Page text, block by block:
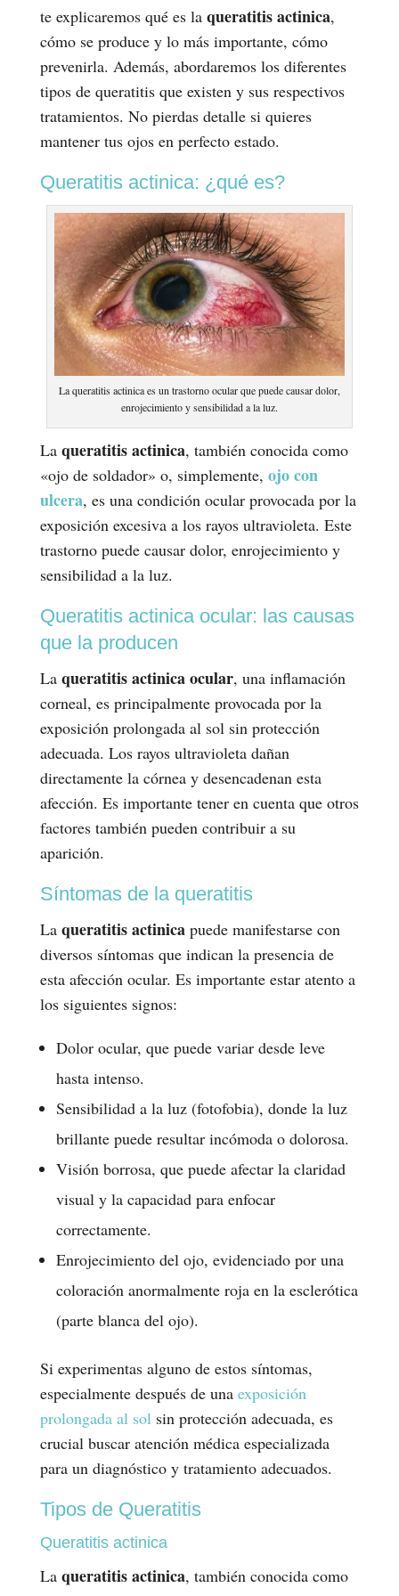
te explicaremos qué es la queratitis actinica,
cómo se produce y lo más importante, cómo
prevenirla. Además, abordaremos los diferentes
tipos de queratitis que existen y sus respectivos
tratamientos. No pierdas detalle si quieres
mantener tus ojos en perfecto estado.
Queratitis actinica: ¿qué es?
La queratitis actinica es un trastorno ocular que puede causar dolor,
enrojecimiento y sensibilidad a la luz.
La queratitis actinica, también conocida como
«ojo de soldador» o, simplemente, ojo con
ulcera, es una condición ocular provocada por la
exposición excesiva a los rayos ultravioleta. Este
trastorno puede causar dolor, enrojecimiento y
sensibilidad a la luz.
Queratitis actinica ocular: las causas
que la producen
La queratitis actinica ocular, una inflamación
corneal, es principalmente provocada por la
exposición prolongada al sol sin protección
adecuada. Los rayos ultravioleta dañan
directamente la córnea y desencadenan esta
afección. Es importante tener en cuenta que otros
factores también pueden contribuir a su
aparición.
Síntomas de la queratitis
La queratitis actinicapuede manifestarse con
diversos síntomas que indican la presencia de
esta afección ocular. Es importante estar atento a
los siguientes signos:
Dolor ocular, que puede variar desde leve
hasta intenso.
Sensibilidad a la luz (fotofobia), donde la luz
brillante puede resultar incómoda o dolorosa.
Visión borrosa, que puede afectar la claridad
visual y la capacidad para enfocar
correctamente.
Enrojecimiento del ojo, evidenciado por una
coloración anormalmente roja en la esclerótica
(parte blanca del ojo).
Si experimentas alguno de estos síntomas,
especialmente después de una exposición
prolongada al solsin protección adecuada, es
crucial buscar atención médica especializada
para un diagnóstico y tratamiento adecuados.
Tipos de Queratitis
Queratitis actinica
La queratitis actinica, también conocida como